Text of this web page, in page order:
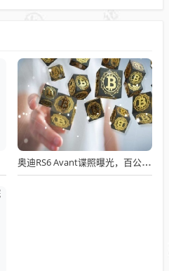
奥迪RS6 Avant谍照曝光，百公里加速或进入3秒俱乐部？